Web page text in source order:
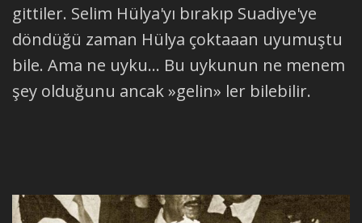
gittiler. Selim Hülya'yı bırakıp Suadiye'ye
döndüğü zaman Hülya çoktaaan uyumuştu
bile. Ama ne uyku... Bu uykunun ne menem
şey olduğunu ancak »gelin» ler bilebilir.